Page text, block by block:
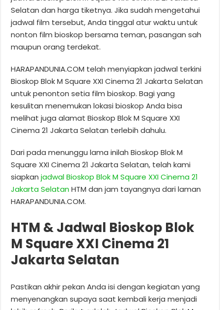
Selatan dan harga tiketnya. Jika sudah mengetahui
jadwal film tersebut, Anda tinggal atur waktu untuk
nonton film bioskop bersama teman, pasangan sah
maupun orang terdekat.
HARAPANDUNIA.COM telah menyiapkan jadwal terkini
Bioskop Blok M Square XXI Cinema 21 Jakarta Selatan
untuk penonton setia film bioskop. Bagi yang
kesulitan menemukan lokasi bioskop Anda bisa
melihat juga alamat Bioskop Blok M Square XXI
Cinema 21 Jakarta Selatan terlebih dahulu.
Dari pada menunggu lama inilah Bioskop Blok M
Square XXI Cinema 21 Jakarta Selatan, telah kami
siapkanjadwal Bioskop Blok M Square XXI Cinema 21
Jakarta Selatan HTM dan jam tayangnya dari laman
HARAPANDUNIA.COM.
HTM & Jadwal Bioskop Blok
M Square XXI Cinema 21
Jakarta Selatan
Pastikan akhir pekan Anda isi dengan kegiatan yang
menyenangkan supaya saat kembali kerja menjadi